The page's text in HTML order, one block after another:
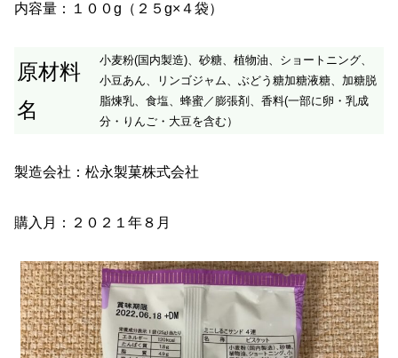
内容量：１００g（２５g×４袋）
原材料
名
小麦粉(国内製造)、砂糖、植物油、ショートニング、
小豆あん、リンゴジャム、ぶどう糖加糖液糖、加糖脱
脂煉乳、食塩、蜂蜜／膨張剤、香料(一部に卵・乳成
分・りんご・大豆を含む）
製造会社：松永製菓株式会社
購入月：２０２１年８月